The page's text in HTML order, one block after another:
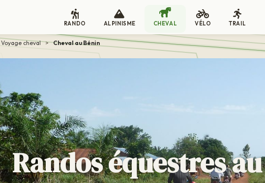
RANDO ALPINISME CHEVAL VÉLO TRAIL
Voyage cheval > Cheval au Bénin
Randos équestres